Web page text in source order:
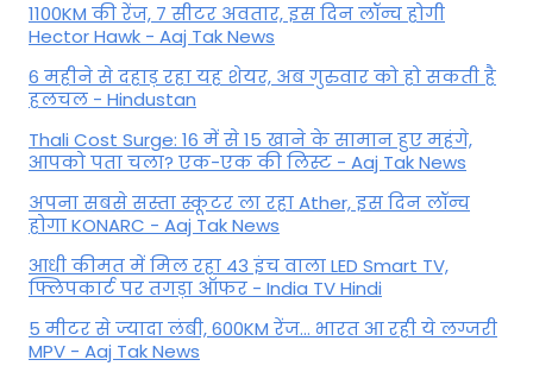
1100KM की रेंज, 7 सीटर अवतार, इस दिन लॉन्च होगी
Hector Hawk - Aaj Tak News
6 महीने से दहाड़ रहा यह शेयर, अब गुरुवार को हो सकती है
हलचल - Hindustan
Thali Cost Surge: 16 में से 15 खाने के सामान हुए महंगे,
आपको पता चला? एक-एक की लिस्ट - Aaj Tak News
अपना सबसे सस्ता स्कूटर ला रहा Ather, इस दिन लॉन्च
होगा KONARC - Aaj Tak News
आधी कीमत में मिल रहा 43 इंच वाला LED Smart TV,
फ्लिपकार्ट पर तगड़ा ऑफर - India TV Hindi
5 मीटर से ज्यादा लंबी, 600KM रेंज... भारत आ रही ये लग्जरी
MPV - Aaj Tak News